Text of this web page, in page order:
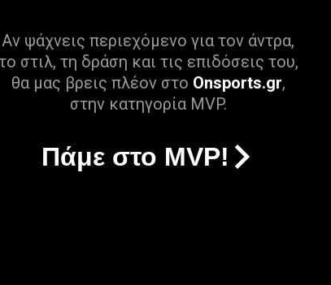
Αν ψάχνεις περιεχόμενο για τον άντρα,
στιλ, τη δράση και τις επιδόσεις του,
θα μας βρεις πλέον στο Onsports.gr,
στην κατηγορία MVP.
Πάμε στο MVP!